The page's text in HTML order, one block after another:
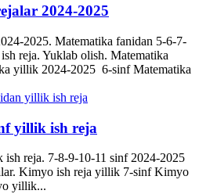
2024-2025
2025. Matematika fanidan 5-6-7-
reja. Yuklab olish. Matematika
yillik 2024-2025 6-sinf Matematika
yillik ish reja
reja. 7-8-9-10-11 sinf 2024-2025
Kimyo ish reja yillik 7-sinf Kimyo
yillik...